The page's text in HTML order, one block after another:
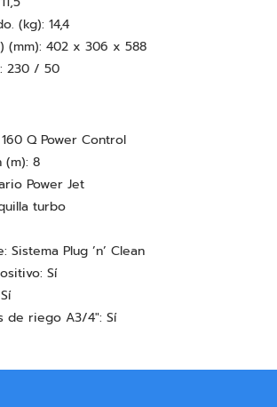
(kg): 14,4
(mm): 402 x 306 x 588
230 / 50
Q Power Control
(m): 8
Power Jet
turbo
Plug ’n’ Clean
Sí
de riego A3/4": Sí